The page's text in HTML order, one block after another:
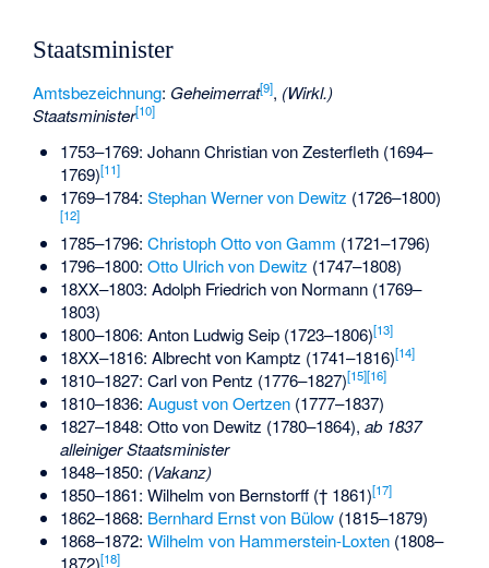
Staatsminister
Amtsbezeichnung: Geheimerrat[9], (Wirkl.)
Staatsminister[10]
1753–1769: Johann Christian von Zesterfleth(1694–
1769)[11]
1769–1784: Stephan Werner von Dewitz (1726–1800)
[12]
1785–1796: Christoph Otto von Gamm (1721–1796)
1796–1800: Otto Ulrich von Dewitz (1747–1808)
18XX–1803: Adolph Friedrich von Normann(1769–
1803)
1800–1806: Anton Ludwig Seip(1723–1806)[13]
18XX–1816: Albrecht von Kamptz (1741–1816)[14]
1810–1827: Carl von Pentz (1776–1827)[15][16]
1810–1836: August von Oertzen(1777–1837)
1827–1848: Otto von Dewitz (1780–1864), ab 1837
alleiniger Staatsminister
1848–1850: (Vakanz)
1850–1861: Wilhelm von Bernstorff(† 1861)[17]
1862–1868: Bernhard Ernst von Bülow(1815–1879)
1868–1872: Wilhelm von Hammerstein-Loxten(1808–
1872)[18]